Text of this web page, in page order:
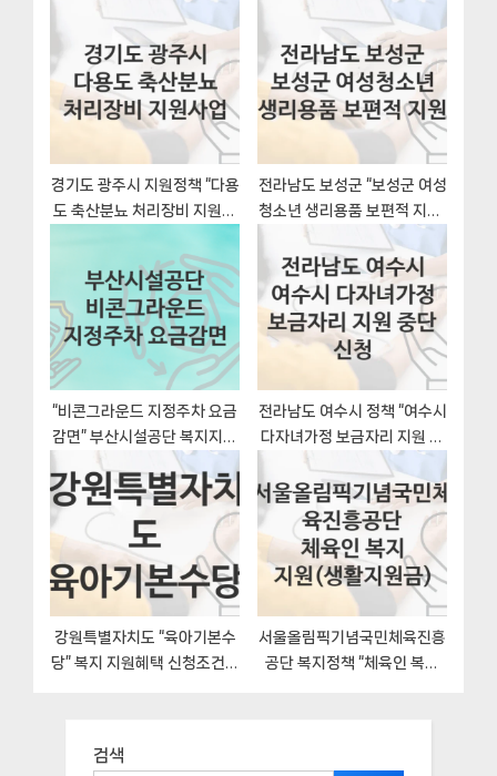
s
t
경기도 광주시 지원정책 “다용
도 축산분뇨 처리장비 지원사
조건
전라남도 보성군 “보성군 여성
청소년 생리용품 보편적 지원”
복지 지원혜택 신청방법과 구
비서류
“비콘그라운드 지정주차 요금
감면” 부산시설공단 복지지원
혜택 신청조건과 자격조건
전라남도 여수시 정책 “여수시
다자녀가정 보금자리 지원 중
단 신청” 청년인구정책관 – 신
청 구비서류와 자격
강원특별자치도 “육아기본수
당” 복지 지원혜택 신청조건과
서울올림픽기념국민체육진흥
공단 복지정책 “체육인 복지
검색